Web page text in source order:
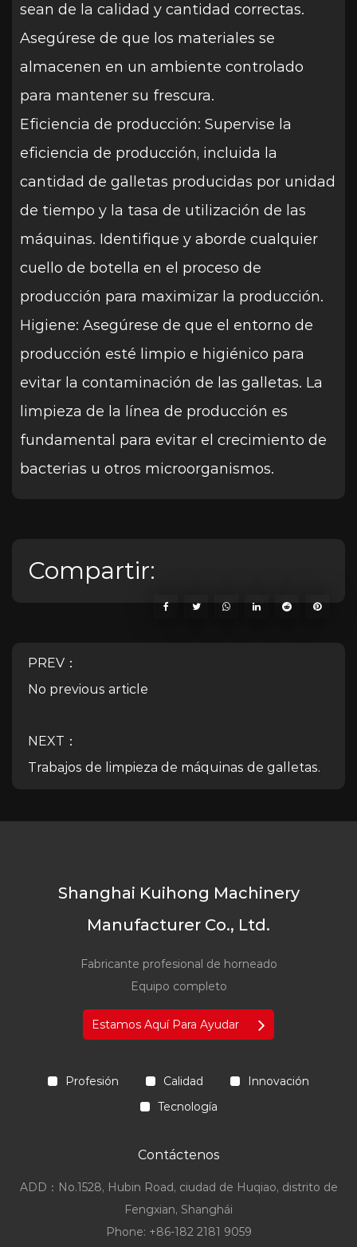
sean de la calidad y cantidad correctas.
Asegúrese de que los materiales se
almacenen en un ambiente controlado
para mantener su frescura.
Eficiencia de producción: Supervise la
eficiencia de producción, incluida la
cantidad de galletas producidas por unidad
de tiempo y la tasa de utilización de las
máquinas. Identifique y aborde cualquier
cuello de botella en el proceso de
producción para maximizar la producción.
Higiene: Asegúrese de que el entorno de
producción esté limpio e higiénico para
evitar la contaminación de las galletas. La
limpieza de la línea de producción es
fundamental para evitar el crecimiento de
bacterias u otros microorganismos.
Compartir:
PREV：
No previous article
NEXT：
Trabajos de limpieza de máquinas de galletas.
Shanghai Kuihong Machinery
Manufacturer Co., Ltd.
Fabricante profesional de horneado
Equipo completo
Estamos Aquí Para Ayudar
Profesión Calidad
Innovación
Tecnología
Contáctenos
ADD：No.1528, Hubin Road, ciudad de Huqiao, distrito de
Fengxian, Shanghái
Phone: +86-182 2181 9059